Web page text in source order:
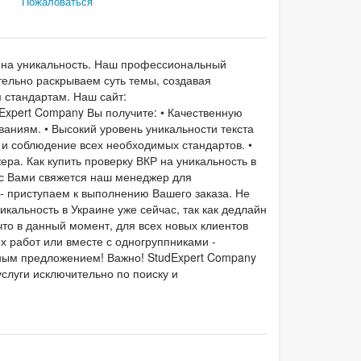
уникальность. Наш профессиональный
раскрываем суть темы, создавая
Наш сайт:
Company Вы получите: • Качественную
• Высокий уровень уникальности текста
всех необходимых стандартов. •
Как купить проверку ВКР на уникальность в
Вами свяжется наш менеджер для
приступаем к выполнению Вашего заказа. Не
в Украине уже сейчас, так как дедлайн
в данный момент, для всех новых клиентов
работ или вместе с одногруппниками -
предложением! Важно! StudExpert Company
исключительно по поиску и